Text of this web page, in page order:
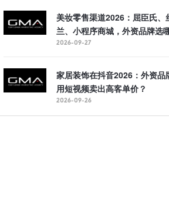
美妆零售渠道2026：屈臣氏、
兰、小程序商城，外资品牌选
2026-09-27
家居装饰在抖音2026：外资品
用短视频卖出高客单价？
2026-09-26